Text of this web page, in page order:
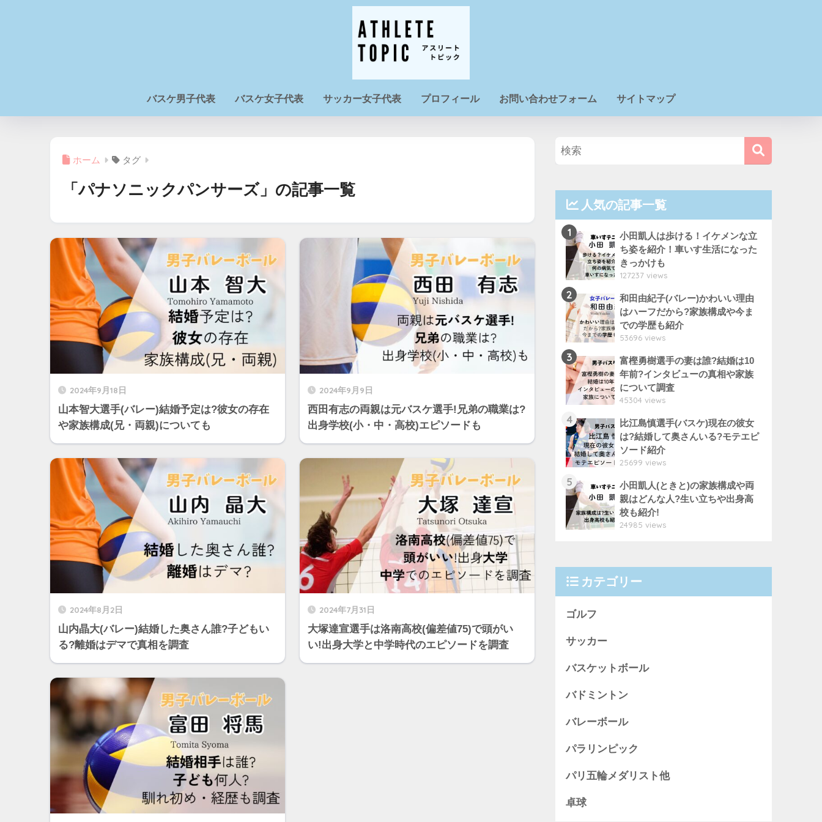
バスケ男子代表 バスケ女子代表 サッカー女子代表 プロフィール お問い合わせフォーム サイトマップ
ホーム タグ
「パナソニックパンサーズ」の記事一覧
2024年9月18日
山本智大選手(バレー)結婚予定は?彼女の存在
や家族構成(兄・両親)についても
2024年9月9日
西田有志の両親は元バスケ選手!兄弟の職業は?
出身学校(小・中・高校)エピソードも
2024年8月2日
山内晶大(バレー)結婚した奥さん誰?子どもい
る?離婚はデマで真相を調査
2024年7月31日
大塚達宣選手は洛南高校(偏差値75)で頭がい
い!出身大学と中学時代のエピソードを調査
人気の記事一覧
1
小田凱人は歩ける！イケメンな立
ち姿を紹介！車いす生活になった
きっかけも
127237 views
2
和田由紀子(バレー)かわいい理由
はハーフだから?家族構成や今ま
での学歴も紹介
53696 views
3
富樫勇樹選手の妻は誰?結婚は10
年前?インタビューの真相や家族
について調査
45304 views
4
比江島慎選手(バスケ)現在の彼女
は?結婚して奥さんいる?モテエピ
ソード紹介
25699 views
5
小田凱人(ときと)の家族構成や両
親はどんな人?生い立ちや出身高
校も紹介!
24985 views
カテゴリー
ゴルフ
サッカー
バスケットボール
バドミントン
バレーボール
パラリンピック
パリ五輪メダリスト他
卓球